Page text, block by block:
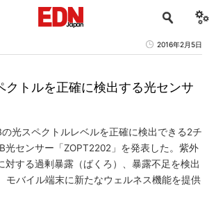
2016年2月5日
クトルを正確に検出する光センサ
光スペクトルレベルを正確に検出できる2チ
光センサー「ZOPT2202」を発表した。紫外
対する過剰暴露（ばくろ）、暴露不足を検出
モバイル端末に新たなウェルネス機能を提供